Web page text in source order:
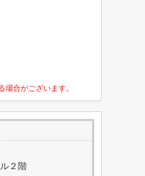
合がございます。
２階